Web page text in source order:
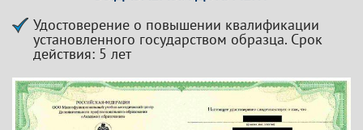
Удостоверение о повышении квалификации
установленного государством образца. Срок
действия: 5 лет